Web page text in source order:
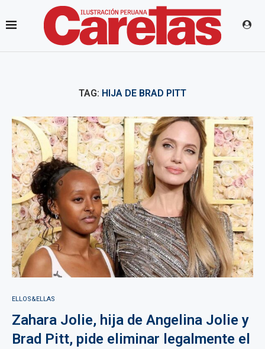
TAG: HIJA DE BRAD PITT
ELLOS&ELLAS
Zahara Jolie, hija de Angelina Jolie y
Brad Pitt, pide eliminar legalmente el